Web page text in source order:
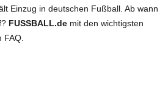
Einzug in deutschen Fußball. Ab wann
FUSSBALL.de mit den wichtigsten